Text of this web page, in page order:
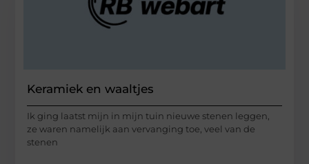
Keramiek en waaltjes
Ik ging laatst mijn in mijn tuin nieuwe stenen leggen,
ze waren namelijk aan vervanging toe, veel van de
stenen